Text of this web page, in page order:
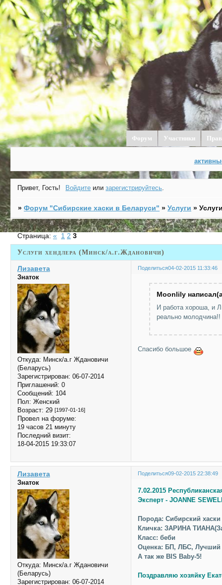
Форум Участники
Привет, Гость! Войдите илизарегистрируйтесь.
»Форум "Cибирские хаски в Беларуси" »Услуги »
Услуги хендлера (Минск/а.г.Ждановичи)
Страница:« 1 2 3
Поделиться04-02-2015 11:33:46
Лизавета
Знаток
Откуда: Минск/а.г Ждановичи
(Беларусь)
Зарегистрирован: 06-07-2014
Приглашений: 0
Сообщений: 104
Пол: Женский
Возраст: 29 [1997-01-16]
Провел на форуме:
19 часов 21 минуту
Последний визит:
18-04-2015 19:33:07
Moonlily
И работа хороша, и
реально молодчина!!
Спасибо большое
Поделиться09-02-2015 22:38:49
Лизавета
Знаток
Откуда: Минск/а.г Ждановичи
(Беларусь)
Зарегистрирован: 06-07-2014
7.02.2015
Эксперт - JOANNE
Порода: Сибирский хаски
Кличка: ЗАРИНА
Класс: беби
Оценка: БП, ЛБС, Лучший
А так же BIS Baby-5!
Поздравляю хозяйку